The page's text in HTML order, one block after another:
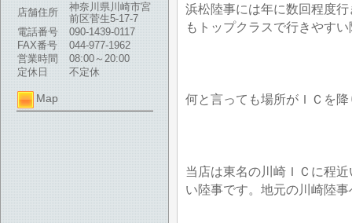
店舗住所
神奈川県川崎市宮
前区菅生5-17-7
電話番号
090-1439-0117
FAX番号
044-977-1962
営業時間
08:00～20:00
定休日
不定休
Map
浜松陸事には年に数回程度
もトップクラスで行きやす
何と言っても場所がＩＣを
当店は東名の川崎ＩＣに程
い陸事です。地元の川崎陸